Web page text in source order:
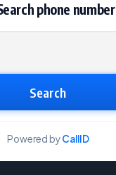
phone number
Search
Powered byCallID